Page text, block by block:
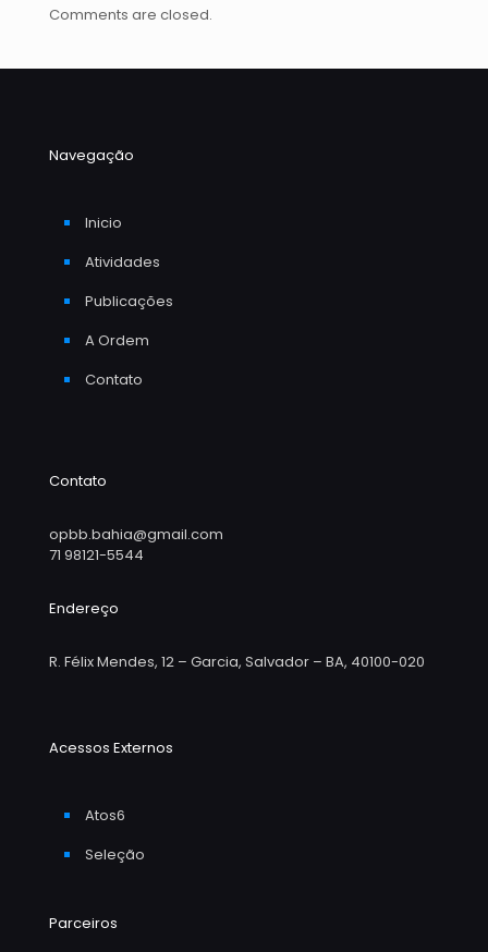
Comments are closed.
Navegação
Inicio
Atividades
Publicações
A Ordem
Contato
Contato
opbb.bahia@gmail.com
71 98121-5544
Endereço
R. Félix Mendes, 12 – Garcia, Salvador – BA, 40100-020
Acessos Externos
Atos6
Seleção
Parceiros